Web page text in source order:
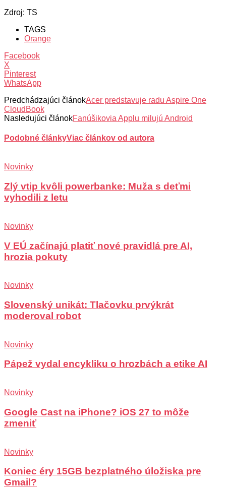
Zdroj: TS
TAGS
Orange
Facebook
X
Pinterest
WhatsApp
Predchádzajúci článokAcer predstavuje radu Aspire One
CloudBook
Nasledujúci článokFanúšikovia Applu milujú Android
Podobné článkyViac článkov od autora
Novinky
Zlý vtip kvôli powerbanke: Muža s deťmi
vyhodili z letu
Novinky
V EÚ začínajú platiť nové pravidlá pre AI,
hrozia pokuty
Novinky
Slovenský unikát: Tlačovku prvýkrát
moderoval robot
Novinky
Pápež vydal encykliku o hrozbách a etike AI
Novinky
Google Cast na iPhone? iOS 27 to môže
zmeniť
Novinky
Koniec éry 15GB bezplatného úložiska pre
Gmail?